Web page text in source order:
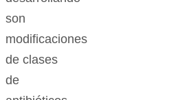
son
modificaciones
de clases
de